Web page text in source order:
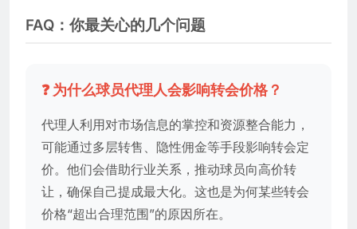
FAQ：你最关心的几个问题
❓ 为什么球员代理人会影响转会价格？
代理人利用对市场信息的掌控和资源整合能力，
可能通过多层转售、隐性佣金等手段影响转会定
价。他们会借助行业关系，推动球员向高价转
让，确保自己提成最大化。这也是为何某些转会
价格“超出合理范围”的原因所在。